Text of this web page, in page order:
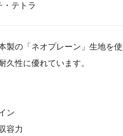
・テトラ
製の「ネオプレーン」生地を
久性に優れています。
ン
容力